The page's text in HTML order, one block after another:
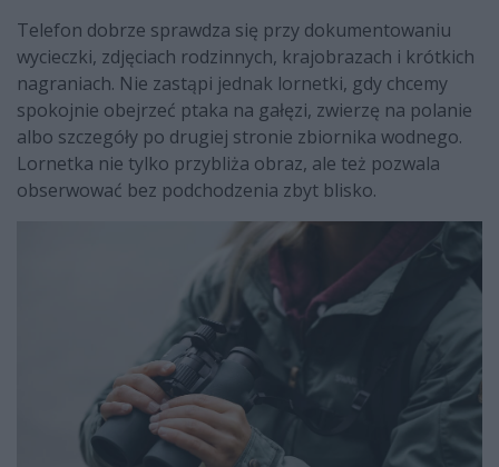
Telefon dobrze sprawdza się przy dokumentowaniu
wycieczki, zdjęciach rodzinnych, krajobrazach i krótkich
nagraniach. Nie zastąpi jednak lornetki, gdy chcemy
spokojnie obejrzeć ptaka na gałęzi, zwierzę na polanie
albo szczegóły po drugiej stronie zbiornika wodnego.
Lornetka nie tylko przybliża obraz, ale też pozwala
obserwować bez podchodzenia zbyt blisko.